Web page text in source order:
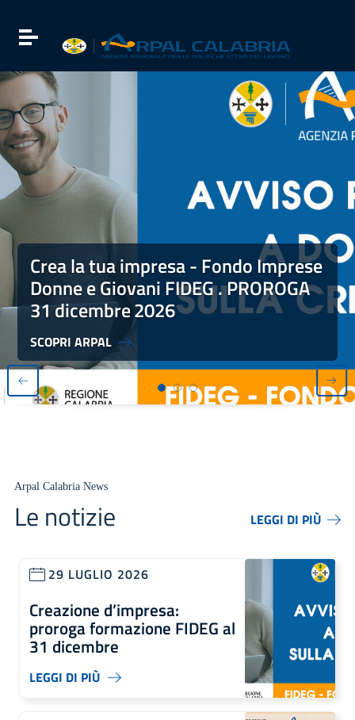
Vai al footer
Attiva / disattiva la navigazione
Crea la tua impresa - Fondo Imprese Donne e Giovani
Crea la tua impresa - Fondo Imprese
Donne e Giovani FIDEG . PROROGA
31 dicembre2026
SCOPRI ARPAL
Arpal Calabria News
Le notizie LEGGI DI PIÙ
29 LUGLIO 2026
Creazione d’impresa:
proroga formazione FIDEG al
31 dicembre
LEGGI DI PIÙ